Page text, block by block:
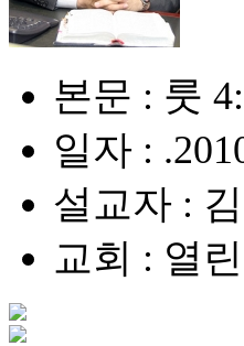
본문 : 룻
일자 :
설교자 :
교회 : 열